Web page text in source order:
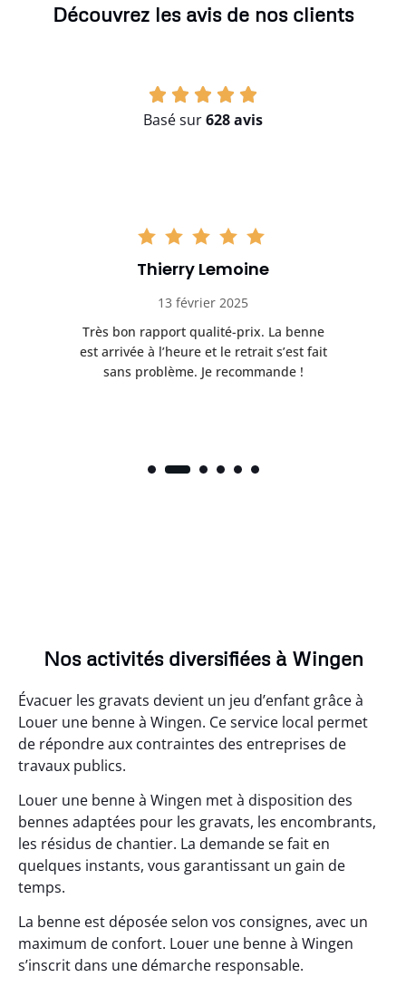
Découvrez les avis de nos clients
Basé sur628 avis
Thierry Lemoine
13 février 2025
Très bon rapport qualité-prix. La benne
est arrivée à l’heure et le retrait s’est fait
sans problème. Je recommande !
Nos activités diversifiées à Wingen
Évacuer les gravats devient un jeu d’enfant grâce à
Louer une benne à Wingen. Ce service local permet
de répondre aux contraintes des entreprises de
travaux publics.
Louer une benne à Wingen met à disposition des
bennes adaptées pour les gravats, les encombrants,
les résidus de chantier. La demande se fait en
quelques instants, vous garantissant un gain de
temps.
La benne est déposée selon vos consignes, avec un
maximum de confort. Louer une benne à Wingen
s’inscrit dans une démarche responsable.